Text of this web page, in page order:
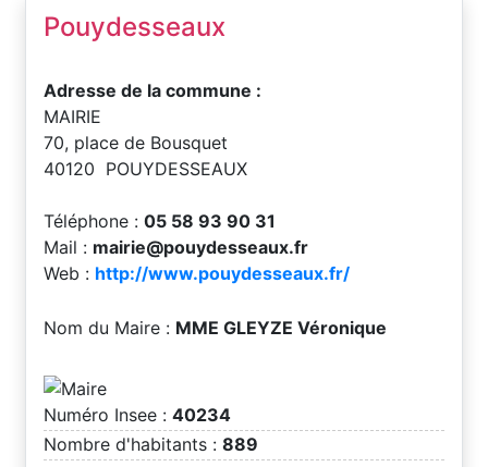
Pouydesseaux
Adresse de la commune :
MAIRIE
70, place de Bousquet
40120 POUYDESSEAUX
Téléphone : 05 58 93 90 31
Mail : mairie@pouydesseaux.fr
Web : http://www.pouydesseaux.fr/
Nom du Maire : MME GLEYZE Véronique
Numéro Insee : 40234
Nombre d'habitants : 889